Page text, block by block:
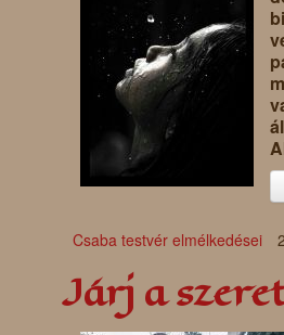
Csaba testvér elmélkedései
Járj a